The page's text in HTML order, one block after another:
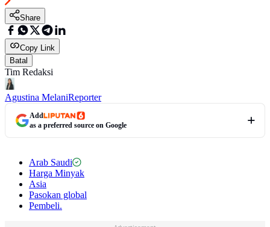
Share
Copy Link
Batal
Tim Redaksi
Agustina MelaniReporter
Add
as a preferred source on Google
Arab Saudi
Harga Minyak
Asia
Pasokan global
Pembeli.